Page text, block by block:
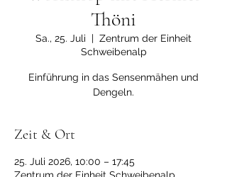
Thöni
Sa., 25. Juli
  |
Zentrum der Einheit
Schweibenalp
Einführung in das Sensenmähen und
Dengeln.
Zeit & Ort
25. Juli 2026, 10:00 – 17:45